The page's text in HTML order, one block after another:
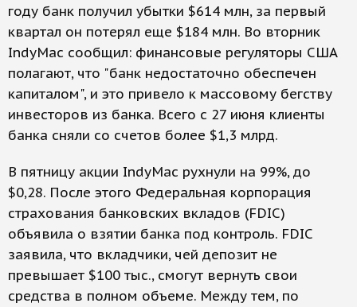
году банк получил убытки $614 млн, за первый
квартал он потерял еще $184 млн. Во вторник
IndyMac сообщил: финансовые регуляторы США
полагают, что "банк недостаточно обеспечен
капиталом", и это привело к массовому бегству
инвесторов из банка. Всего с 27 июня клиенты
банка сняли со счетов более $1,3 млрд.
В пятницу акции IndyMac рухнули на 99%, до
$0,28. После этого Федеральная корпорация
страхования банковских вкладов (FDIC)
объявила о взятии банка под контроль. FDIC
заявила, что вкладчики, чей депозит не
превышает $100 тыс., смогут вернуть свои
средства в полном объеме. Между тем, по